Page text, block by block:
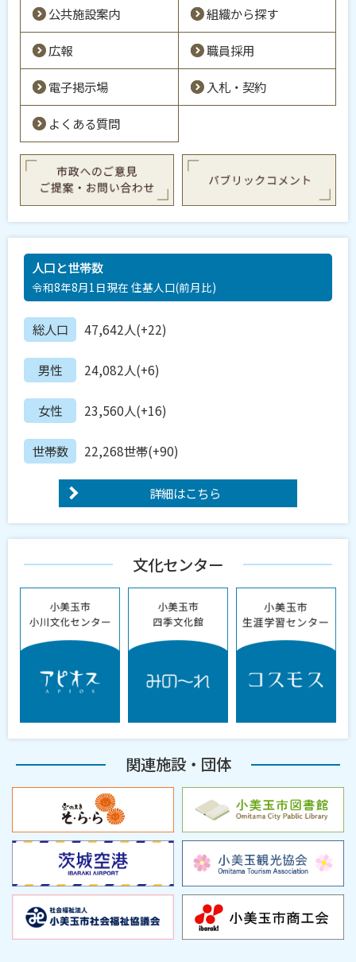
公共施設案内 組織から探す
広報 職員採用
電子掲示場 入札・契約
よくある質問
人口と世帯数
令和8年8月1日現在 住基人口(前月比)
詳細はこちら
総人口 47,642人(+22)
男性 24,082人(+6)
女性 23,560人(+16)
世帯数 22,268世帯(+90)
文化センター
関連施設・団体